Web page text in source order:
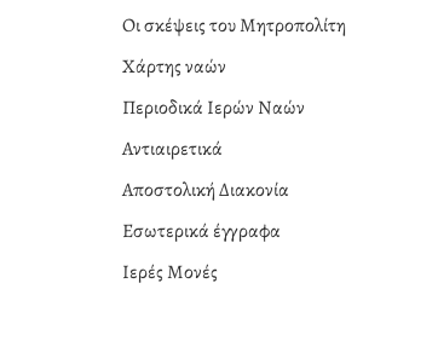
Οι σκέψεις του Μητροπολίτη
Χάρτης ναών
Περιοδικά Ιερών Ναών
Αντιαιρετικά
Αποστολική Διακονία
Εσωτερικά έγγραφα
Ιερές Μονές